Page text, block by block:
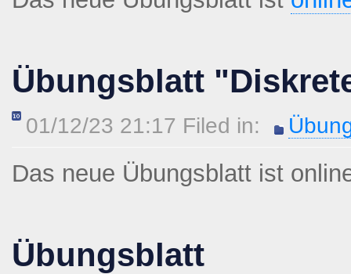
Übungsblatt
01/12/23 21:17 Filed in:
Das neue Übungsblatt ist
Übungsblatt